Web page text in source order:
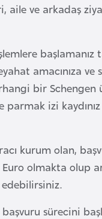
aile ve arkadaş
başlamanız
amacınıza
bir
izi kaydınız
kurum olan,
olmakta olup
sürecini